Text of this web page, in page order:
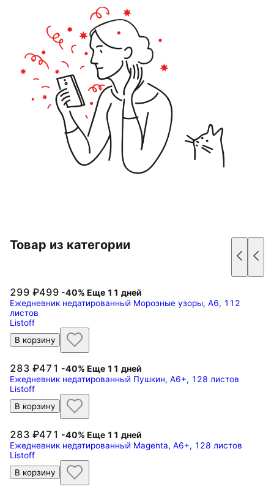
Товар из категории
299 499 -40% Еще 11 дней
Ежедневник недатированный Морозные узоры, А6, 112
листов
Listoff
В корзину
283 471 -40% Еще 11 дней
Ежедневник недатированный Пушкин, А6+, 128 листов
Listoff
В корзину
283 471 -40% Еще 11 дней
Ежедневник недатированный Magenta, А6+, 128 листов
Listoff
В корзину